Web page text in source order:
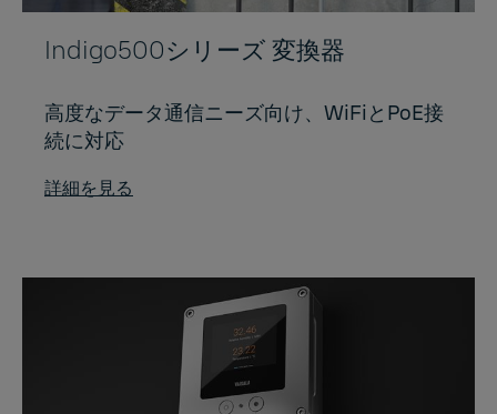
Indigo500シリーズ 変換器
高度なデータ通信ニーズ向け、WiFiとPoE接
続に対応
詳細を見る